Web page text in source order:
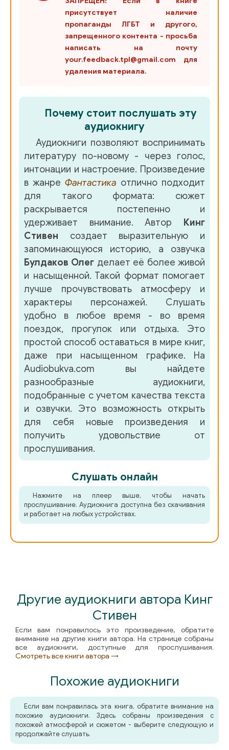
присутствует наличие
пропаганды ЛГБТ и другого,
запрещенного контента - просьба
написать на почту
your.feedback.tpl@gmail.com для
удаления материала.
Почему стоит послушать эту
аудиокнигу
Аудиокниги позволяют воспринимать
литературу по-новому - через голос,
интонации и настроение. Произведение
в жанре Фантастика отлично подходит
для такого формата: сюжет
раскрывается постепенно и
удерживает внимание. Автор Кинг
Стивен создает выразительную и
запоминающуюся историю, а озвучка
Булдаков Олег делает её более живой
и насыщенной. Такой формат помогает
лучше прочувствовать атмосферу и
характеры персонажей. Слушать
удобно в любое время - во время
поездок, прогулок или отдыха. Это
простой способ оставаться в мире книг,
даже при насыщенном графике. На
Audiobukva.com вы найдете
разнообразные аудиокниги,
подобранные с учетом качества текста
и озвучки. Это возможность открыть
для себя новые произведения и
получить удовольствие от
прослушивания.
Слушать онлайн
Нажмите на плеер выше, чтобы начать
прослушивание. Аудиокнига доступна без скачивания
и работает на любых устройствах.
Другие аудиокниги автора Кинг
Стивен
Если вам понравилось это произведение, обратите
внимание на другие книги автора. На странице собраны
все аудиокниги, доступные для прослушивания.
Смотреть все книги автора →
Похожие аудиокниги
Если вам понравилась эта книга, обратите внимание на
похожие аудиокниги. Здесь собраны произведения с
похожей атмосферой и сюжетом - выберите следующую и
продолжайте слушать.